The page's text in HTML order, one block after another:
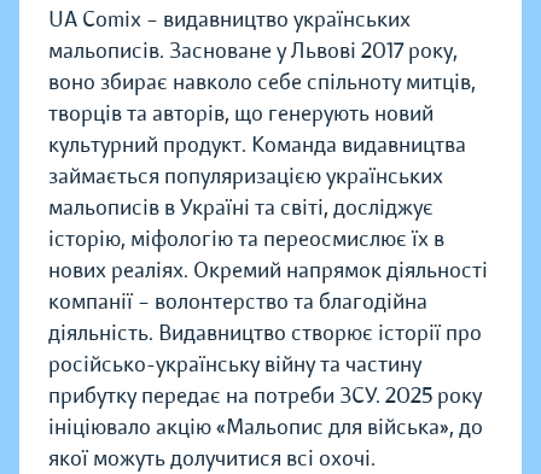
UA Comix – видавництво українських
мальописів. Засноване у Львові 2017 року,
воно збирає навколо себе спільноту митців,
творців та авторів, що генерують новий
культурний продукт. Команда видавництва
займається популяризацією українських
мальописів в Україні та світі, досліджує
історію, міфологію та переосмислює їх в
нових реаліях. Окремий напрямок діяльності
компанії – волонтерство та благодійна
діяльність. Видавництво створює історії про
російсько-українську війну та частину
прибутку передає на потреби ЗСУ. 2025 року
ініціювало акцію «Мальопис для війська», до
якої можуть долучитися всі охочі.